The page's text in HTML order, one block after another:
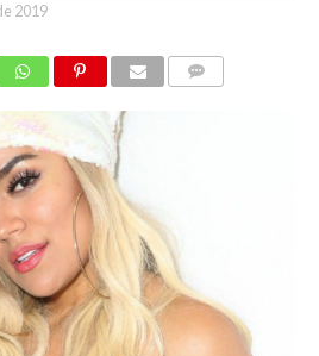
2019